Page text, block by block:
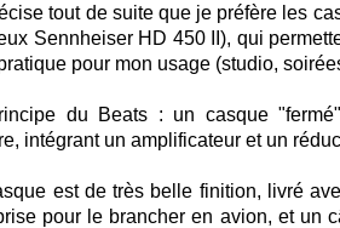
tout de suite que je préfère les
Sennheiser HD 450 II), qui
pour mon usage (studio,
du Beats : un casque
intégrant un amplificateur et un
est de très belle finition, livré
pour le brancher en avion, et un